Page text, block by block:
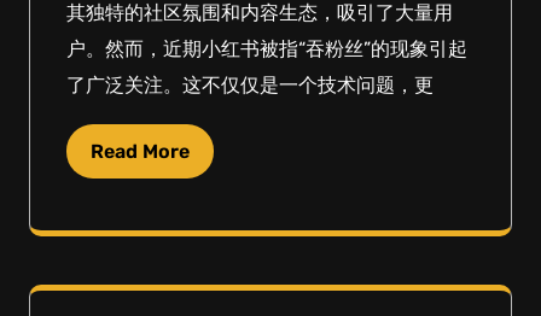
其独特的社区氛围和内容生态，吸引了大量用
户。然而，近期小红书被指“吞粉丝”的现象引起
了广泛关注。这不仅仅是一个技术问题，更
Read More